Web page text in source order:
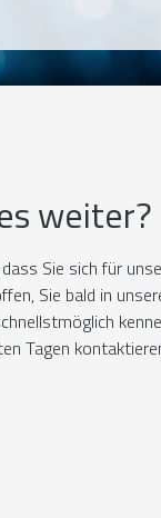
weiter?
Sie sich für
Sie bald in
Tagen